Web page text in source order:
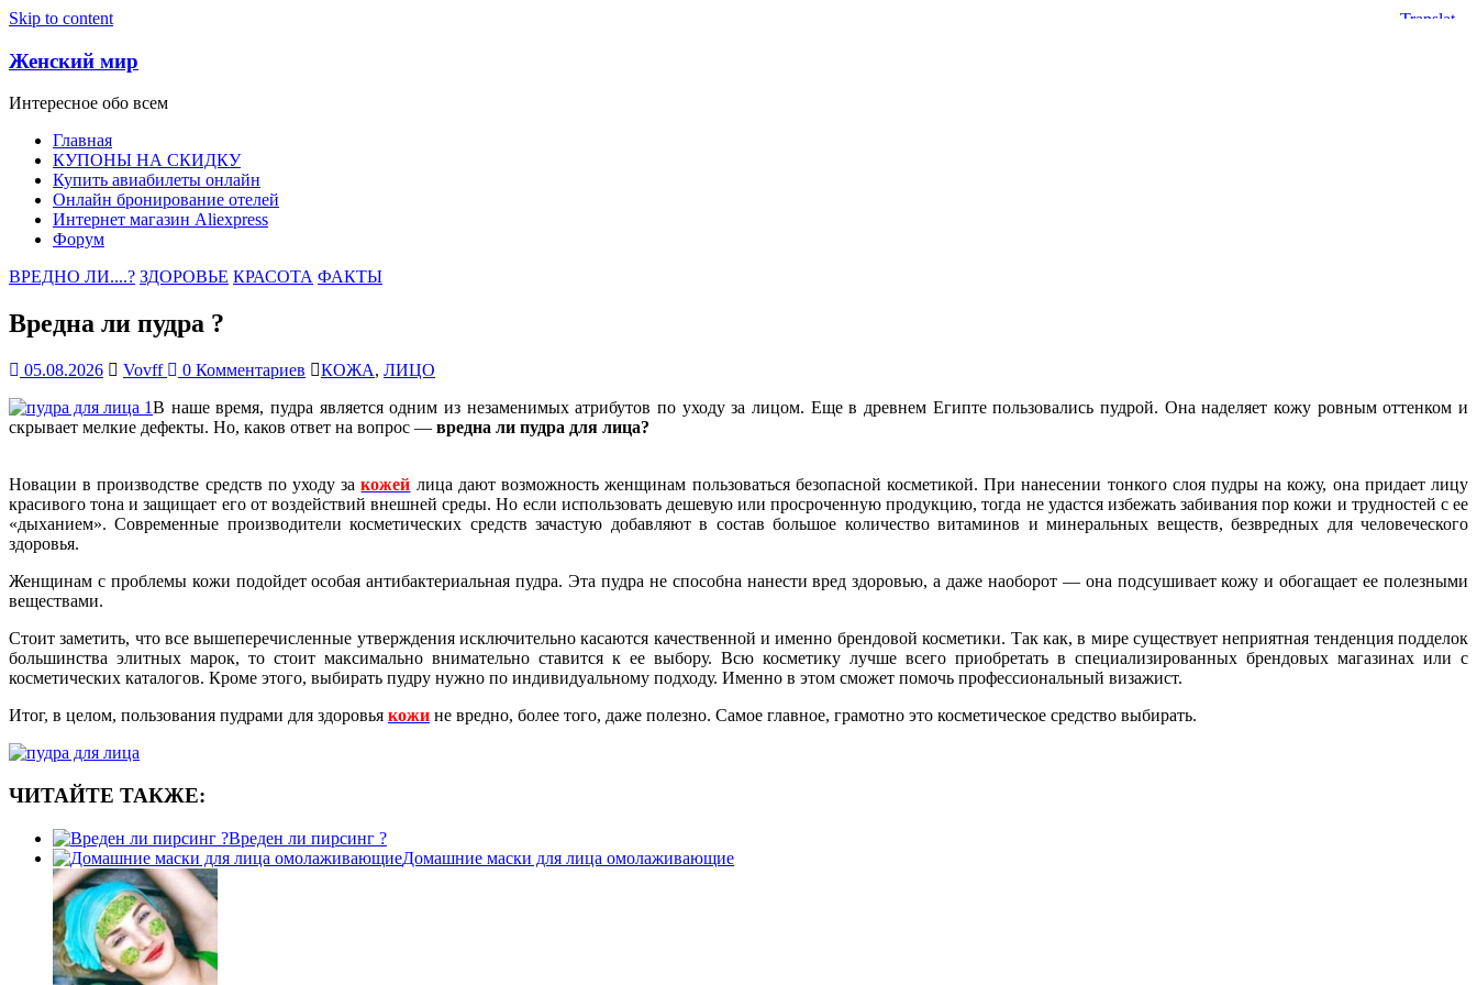
Skip to content
Женский мир
Интересное обо всем
Главная
КУПОНЫ НА СКИДКУ
Купить авиабилеты онлайн
Онлайн бронирование отелей
Интернет магазин Aliexpress
Форум
ВРЕДНО ЛИ....? ЗДОРОВЬЕ КРАСОТА ФАКТЫ
Вредна ли пудра ?
05.08.2026 Vovff 0 Комментариев КОЖА, ЛИЦО
В наше время, пудра является одним из незаменимых атрибутов по уходу за лицом. Еще в древнем Египте пользовались пудрой. Она наделяет кожу ровным оттенком и
скрывает мелкие дефекты. Но, каков ответ на вопрос — вредна ли пудра для лица?
Новации в производстве средств по уходу закожей лица дают возможность женщинам пользоваться безопасной косметикой. При нанесении тонкого слоя пудры на кожу, она придает лицу
красивого тона и защищает его от воздействий внешней среды. Но если использовать дешевую или просроченную продукцию, тогда не удастся избежать забивания пор кожи и трудностей с ее
«дыханием». Современные производители косметических средств зачастую добавляют в состав большое количество витаминов и минеральных веществ, безвредных для человеческого
здоровья.
Женщинам с проблемы кожи подойдет особая антибактериальная пудра. Эта пудра не способна нанести вред здоровью, а даже наоборот — она подсушивает кожу и обогащает ее полезными
веществами.
Стоит заметить, что все вышеперечисленные утверждения исключительно касаются качественной и именно брендовой косметики. Так как, в мире существует неприятная тенденция подделок
большинства элитных марок, то стоит максимально внимательно ставится к ее выбору. Всю косметику лучше всего приобретать в специализированных брендовых магазинах или с
косметических каталогов. Кроме этого, выбирать пудру нужно по индивидуальному подходу. Именно в этом сможет помочь профессиональный визажист.
Итог, в целом, пользования пудрами для здоровья кожи не вредно, более того, даже полезно. Самое главное, грамотно это косметическое средство выбирать.
ЧИТАЙТЕ ТАКЖЕ:
Вреден ли пирсинг ?
Домашние маски для лица омолаживающие